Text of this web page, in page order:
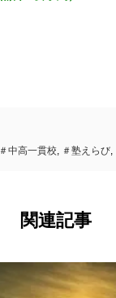
＃中高一貫校, ＃塾えらび,
関連記事